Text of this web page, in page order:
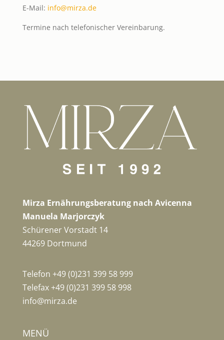
E-Mail: info@mirza.de
Termine nach telefonischer Vereinbarung.
Mirza Ernährungsberatung nach Avicenna
Manuela Marjorczyk
Schürener Vorstadt 14
44269 Dortmund
Telefon +49 (0)231 399 58 999
Telefax +49 (0)231 399 58 998
info@mirza.de
MENÜ